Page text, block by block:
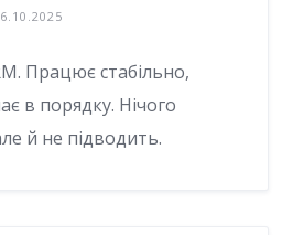
Працює стабільно,
в порядку. Нічого
й не підводить.